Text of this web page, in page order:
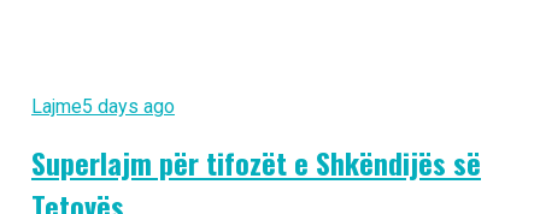
Lajme5 days ago
Superlajm për tifozët e Shkëndijës së